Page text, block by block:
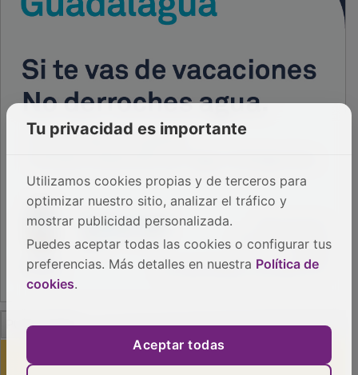
PUBLICIDAD
Tu privacidad es importante
Utilizamos cookies propias y de terceros para
optimizar nuestro sitio, analizar el tráfico y
mostrar publicidad personalizada.
Puedes aceptar todas las cookies o configurar tus
preferencias. Más detalles en nuestra Política de
cookies.
Aceptar todas